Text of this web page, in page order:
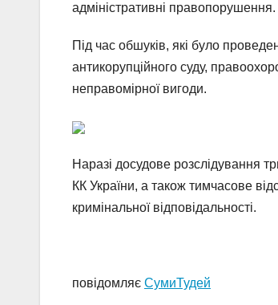
адміністративні правопорушення.
Під час обшуків, які було
антикорупційного суду,
неправомірної вигоди.
Наразі досудове розслідування
КК України, а також тимчасове
кримінальної відповідальності.
повідомляє СумиТудей